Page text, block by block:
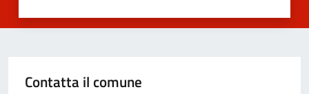
Contatta il comune